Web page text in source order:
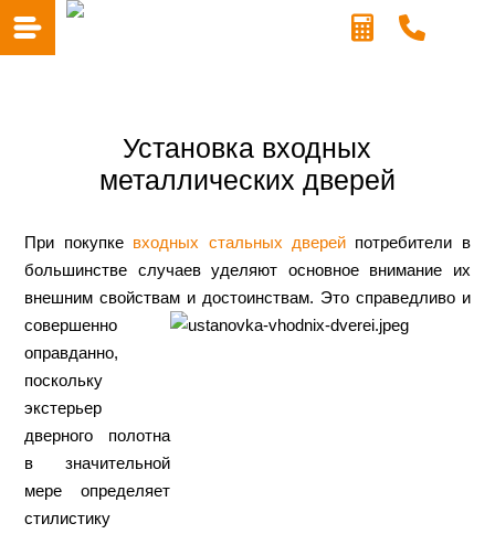
Установка входных
металлических дверей
При покупке входных стальных дверейпотребители в
большинстве случаев уделяют основное внимание их
внешним свойствам и достоинствам. Это справедливо и
совершенно
оправданно,
поскольку
экстерьер
дверного полотна
в значительной
мере определяет
стилистику